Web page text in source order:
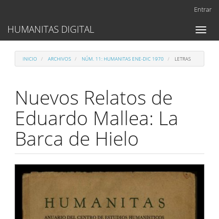
Contenido
principal
lateral
Entrar
Toggle
HUMANITAS DIGITAL
INICIO ARCHIVOS NÚM. 11: HUMANITAS ENE-DIC 1970 LETRAS
Nuevos Relatos de
Eduardo Mallea: La
Barca de Hielo
Barra
del